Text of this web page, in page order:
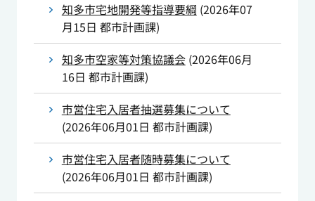
知多市宅地開発等指導要綱 (2026年07
月15日 都市計画課)
知多市空家等対策協議会(2026年06月
16日 都市計画課)
市営住宅入居者抽選募集について
(2026年06月01日 都市計画課)
市営住宅入居者随時募集について
(2026年06月01日 都市計画課)